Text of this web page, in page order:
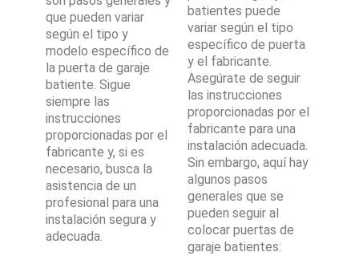
que pueden variar
según el tipo y
modelo específico de
la puerta de garaje
batiente. Sigue
siempre las
instrucciones
proporcionadas por el
fabricante y, si es
necesario, busca la
asistencia de un
profesional para una
instalación segura y
adecuada.
batientes puede
variar según el tipo
específico de puerta
y el fabricante.
Asegúrate de seguir
las instrucciones
proporcionadas por el
fabricante para una
instalación adecuada.
Sin embargo, aquí hay
algunos pasos
generales que se
pueden seguir al
colocar puertas de
garaje batientes: